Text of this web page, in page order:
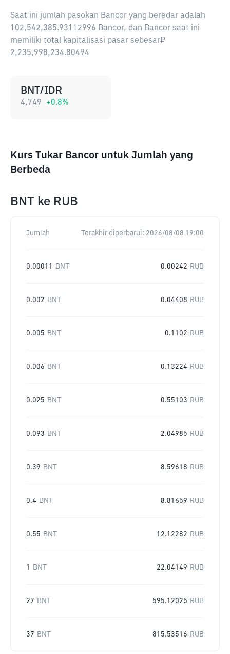
Saat ini jumlah pasokan Bancor yang beredar adalah
102,542,385.93112996 Bancor, dan Bancor saat ini
memiliki total kapitalisasi pasar sebesar₽
2,235,998,234.80494
BNT/IDR
4,749 +0.8%
Kurs Tukar Bancor untuk Jumlah yang
Berbeda
BNT ke RUB
Jumlah Terakhir diperbarui: 2026/08/08 19:00
0.00011 BNT 0.00242 RUB
0.002 BNT 0.04408 RUB
0.005 BNT 0.1102 RUB
0.006 BNT 0.13224 RUB
0.025 BNT 0.55103 RUB
0.093 BNT 2.04985 RUB
0.39 BNT 8.59618 RUB
0.4 BNT 8.81659 RUB
0.55 BNT 12.12282 RUB
1 BNT 22.04149 RUB
27 BNT 595.12025 RUB
37 BNT 815.53516 RUB